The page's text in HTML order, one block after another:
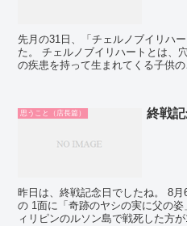
先月の31日、「チェルノブイリハ
た。 チェルノブイリハートとは、
の疾患を持って生まれてくる子供
思うこと（店長篇） 終戦記
昨日は、終戦記念日でしたね。 8月
の 1面に「奇跡のヤシの実に父の
ィリピンのルソン島で戦死した方